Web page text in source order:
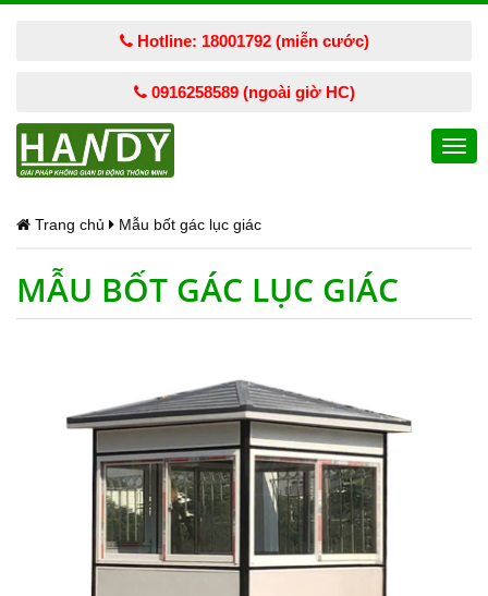
Hotline: 18001792 (miễn cước)
0916258589 (ngoài giờ HC)
Trang chủ Mẫu bốt gác lục giác
MẪU BỐT GÁC LỤC GIÁC